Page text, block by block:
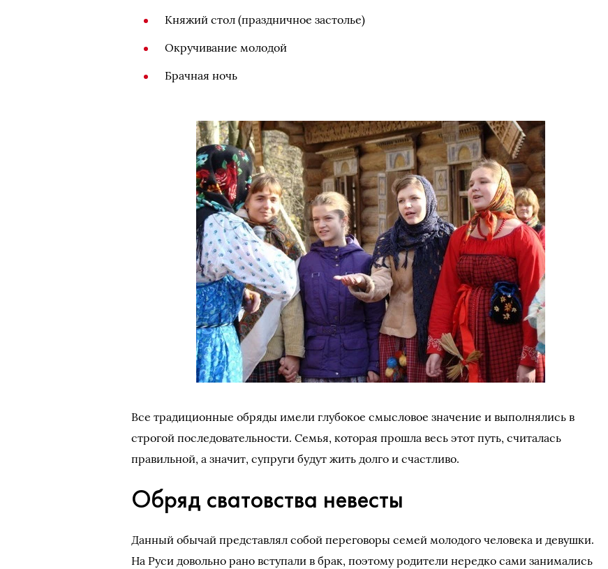
Княжий стол (праздничное застолье)
Окручивание молодой
Брачная ночь
Все традиционные обряды имели глубокое смысловое значение и выполнялись в
строгой последовательности. Семья, которая прошла весь этот путь, считалась
правильной, а значит, супруги будут жить долго и счастливо.
Обряд сватовства невесты
Данный обычай представлял собой переговоры семей молодого человека и девушки.
На Руси довольно рано вступали в брак, поэтому родители нередко сами занимались